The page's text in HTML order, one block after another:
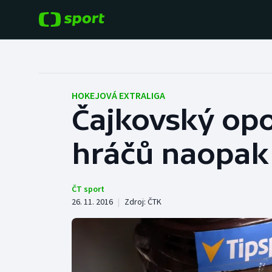
Hokej
Tenis
Cyklistika
Baseball a softbal
Basketbal
Boby a skeleton
Box
HOKEJOVÁ EXTRALIGA
Čajkovský
hráčů
ČT sport
26. 11. 2016 | Zdroj: ČTK